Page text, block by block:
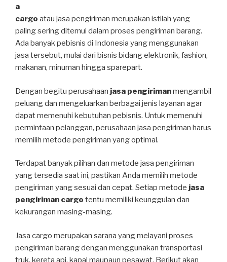
a
cargo atau jasa pengiriman merupakan istilah yang
paling sering ditemui dalam proses pengiriman barang.
Ada banyak pebisnis di Indonesia yang menggunakan
jasa tersebut, mulai dari bisnis bidang elektronik, fashion,
makanan, minuman hingga sparepart.
Dengan begitu perusahaan jasa pengirimanmengambil
peluang dan mengeluarkan berbagai jenis layanan agar
dapat memenuhi kebutuhan pebisnis. Untuk memenuhi
permintaan pelanggan, perusahaan jasa pengiriman harus
memilih metode pengiriman yang optimal.
Terdapat banyak pilihan dan metode jasa pengiriman
yang tersedia saat ini, pastikan Anda memilih metode
pengiriman yang sesuai dan cepat. Setiap metode jasa
pengiriman cargo tentu memiliki keunggulan dan
kekurangan masing-masing.
Jasa cargo merupakan sarana yang melayani proses
pengiriman barang dengan menggunakan transportasi
truk, kereta api, kapal maupaun pesawat. Berikut akan